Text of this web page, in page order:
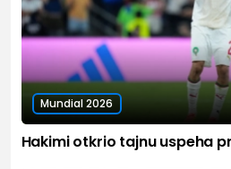
Mundial 2026
Hakimi otkrio tajnu uspeha